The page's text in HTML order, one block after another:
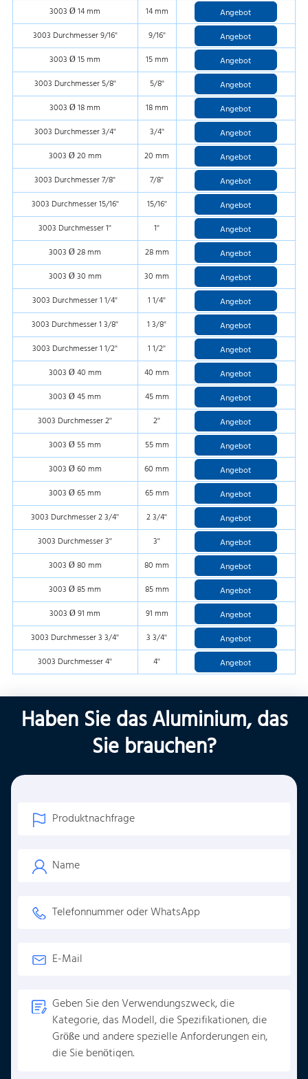
3003 Ø 14 mm
14 mm
Angebot
3003 Durchmesser 9/16''
9/16''
Angebot
3003 Ø 15 mm
15 mm
Angebot
3003 Durchmesser 5/8''
5/8''
Angebot
3003 Ø 18 mm
18 mm
Angebot
3003 Durchmesser 3/4''
3/4''
Angebot
3003 Ø 20 mm
20 mm
Angebot
3003 Durchmesser 7/8''
7/8''
Angebot
3003 Durchmesser 15/16''
15/16''
Angebot
3003 Durchmesser 1''
1''
Angebot
3003 Ø 28 mm
28 mm
Angebot
3003 Ø 30 mm
30 mm
Angebot
3003 Durchmesser 1 1/4''
1 1/4''
Angebot
3003 Durchmesser 1 3/8''
1 3/8''
Angebot
3003 Durchmesser 1 1/2''
1 1/2''
Angebot
3003 Ø 40 mm
40 mm
Angebot
3003 Ø 45 mm
45 mm
Angebot
3003 Durchmesser 2''
2''
Angebot
3003 Ø 55 mm
55 mm
Angebot
3003 Ø 60 mm
60 mm
Angebot
3003 Ø 65 mm
65 mm
Angebot
3003 Durchmesser 2 3/4''
2 3/4''
Angebot
3003 Durchmesser 3''
3''
Angebot
3003 Ø 80 mm
80 mm
Angebot
3003 Ø 85 mm
85 mm
Angebot
3003 Ø 91 mm
91 mm
Angebot
3003 Durchmesser 3 3/4''
3 3/4''
Angebot
3003 Durchmesser 4''
4'' Angebot
Haben Sie das Aluminium, das
Sie brauchen?